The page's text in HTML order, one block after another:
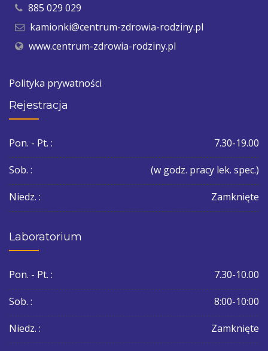
885 029 029
kamionki@centrum-zdrowia-rodziny.pl
www.centrum-zdrowia-rodziny.pl
Polityka prywatności
Rejestracja
Pon. - Pt. : 7.30-19.00
Sob. : (w godz. pracy lek. spec.)
Niedz. : Zamknięte
Laboratorium
Pon. - Pt. : 7.30-10.00
Sob. : 8:00-10:00
Niedz. : Zamknięte